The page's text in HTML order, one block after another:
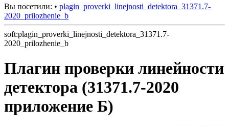
Вы посетили: • plagin_proverki_linejnosti_detektora_31371.7-
2020_prilozhenie_b
soft:plagin_proverki_linejnosti_detektora_31371.7-
2020_prilozhenie_b
Плагин проверки линейности
детектора (31371.7-2020
приложение Б)